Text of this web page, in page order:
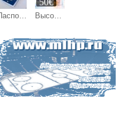
Паспорт Украины, ID-карта Высококачественная европейская и азиатская косметика от Beyston
50€